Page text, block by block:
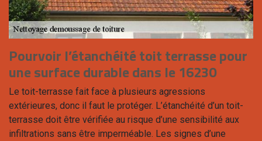
Pourvoir l’étanchéité toit terrasse pour
une surface durable dans le 16230
Le toit-terrasse fait face à plusieurs agressions
extérieures, donc il faut le protéger. L’étanchéité d’un toit-
terrasse doit être vérifiée au risque d’une sensibilité aux
infiltrations sans être imperméable. Les signes d’une